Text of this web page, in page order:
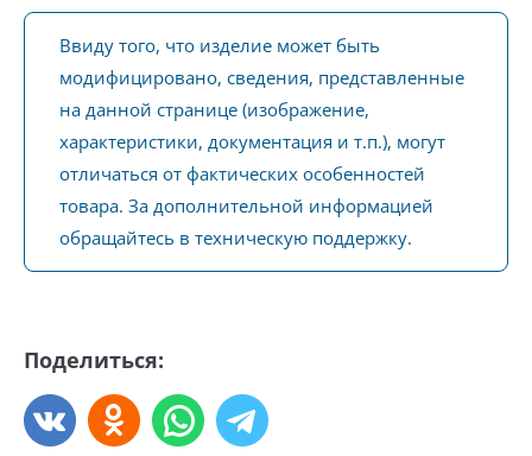
Ввиду того, что изделие может быть
модифицировано, сведения, представленные
на данной странице (изображение,
характеристики, документация и т.п.), могут
отличаться от фактических особенностей
товара. За дополнительной информацией
обращайтесь в техническую поддержку.
Поделиться: